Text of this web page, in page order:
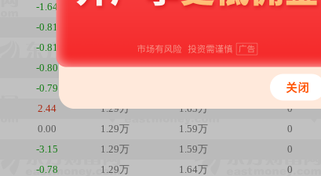
-1.64 1.29万 1.55万 0
-0.81
-0.81 1.59万
-0.80 1.29万 1.60万 0
-0.79 0
2.44 1.29万 1.63万 0
0.00 1.29万 1.59万 0
-3.15 1.29万 1.59万 0
-0.78 1.29万 1.64万 0